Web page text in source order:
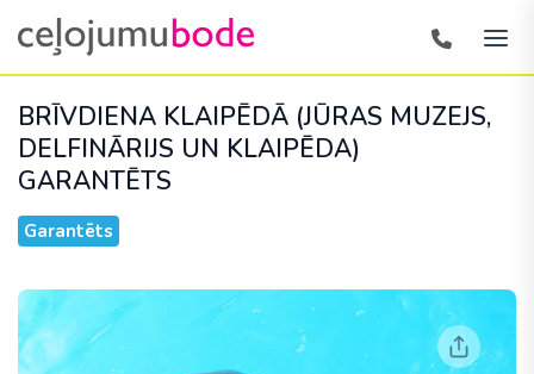
BRĪVDIENA KLAIPĒDĀ (JŪRAS MUZEJS,
DELFINĀRIJS UN KLAIPĒDA)
GARANTĒTS
Garantēts